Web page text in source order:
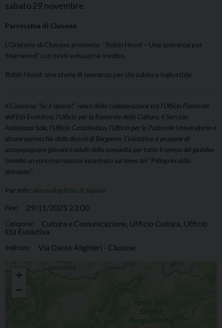
sabato 29 novembre
Parrocchia di Clusone
L’Oratorio di Clusone presenta “Robin Hood – Una speranza per
Sherwood” con testi e musiche inedite.
Robin Hood: una storia di speranza per chi subisce ingiustizie.
Il Concorso “Su il sipario!” nasce dalla collaborazione tra l’Ufficio Pastorale
dell’Età Evolutiva, l’Ufficio per la Pastorale della Cultura, il Servizio
Assistenza Sale, l’Ufficio Catechistico, l’Ufficio per la Pastorale Universitaria e
alcune parrocchie della diocesi di Bergamo. L’iniziativa si propone di
accompagnare giovani e adulti della comunità per tutto il tempo del giubileo
tramite un concorso musical incentrato sul tema dei “Pellegrini della
speranza”.
Per info: diocesibg.it/su-il-sipario
Fine: 29/11/2025 23:00
Categorie:
Cultura e Comunicazione, Ufficio Cultura, Ufficio
Età Evolutiva
Indirizzo: Via Dante Alighieri - Clusone
Rassegna "Su il Sipario"
+
−